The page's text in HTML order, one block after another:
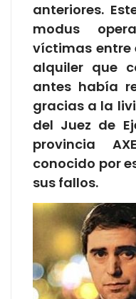
anteriores.
modus
víctimas entre
alquiler que
antes había
gracias a la
del Juez de
provincia
conocido por
sus fallos.